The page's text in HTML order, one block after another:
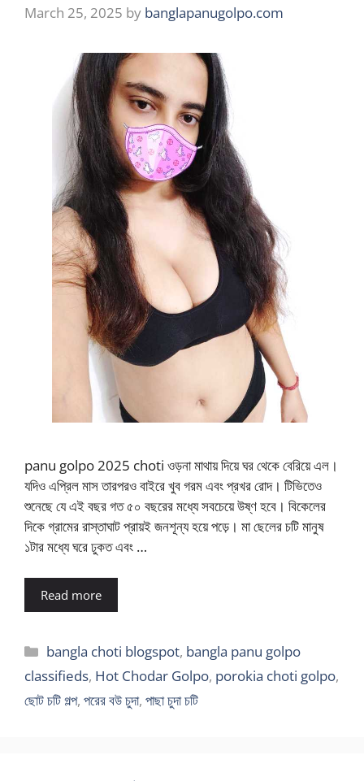
March 25, 2025 by banglapanugolpo.com
panu golpo 2025 choti ওড়না মাথায় দিয়ে ঘর থেকে বেরিয়ে এল।
যদিও এপ্রিল মাস তারপরও বাইরে খুব গরম এবং প্রখর রোদ। টিভিতেও
শুনেছে যে এই বছর গত ৫০ বছরের মধ্যে সবচেয়ে উষ্ণ হবে। বিকেলের
দিকে গ্রামের রাস্তাঘাট প্রায়ই জনশূন্য হয়ে পড়ে। মা ছেলের চটি মানুষ
১টার মধ্যে ঘরে ঢুকত এবং …
Read more
Categories
bangla choti blogspot, bangla panu golpo
classifieds, Hot Chodar Golpo, porokia choti golpo,
ছোট চটি গল্প, পরের বউ চুদা, পাছা চুদা চটি